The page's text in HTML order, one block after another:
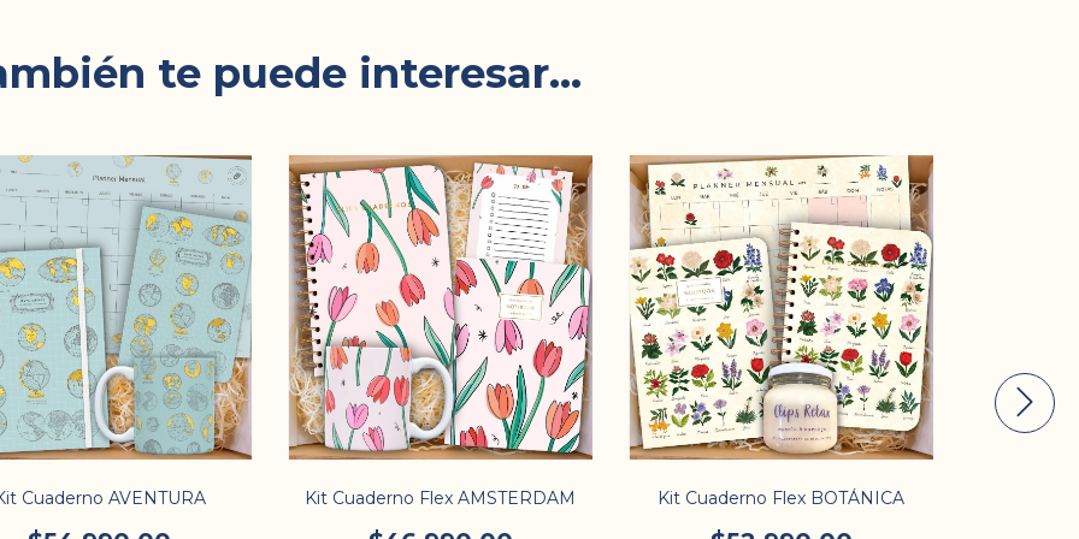
te puede interesar...
Cuaderno AVENTURA Kit Cuaderno Flex AMSTERDAM Kit Cuaderno Flex BOTÁNICA